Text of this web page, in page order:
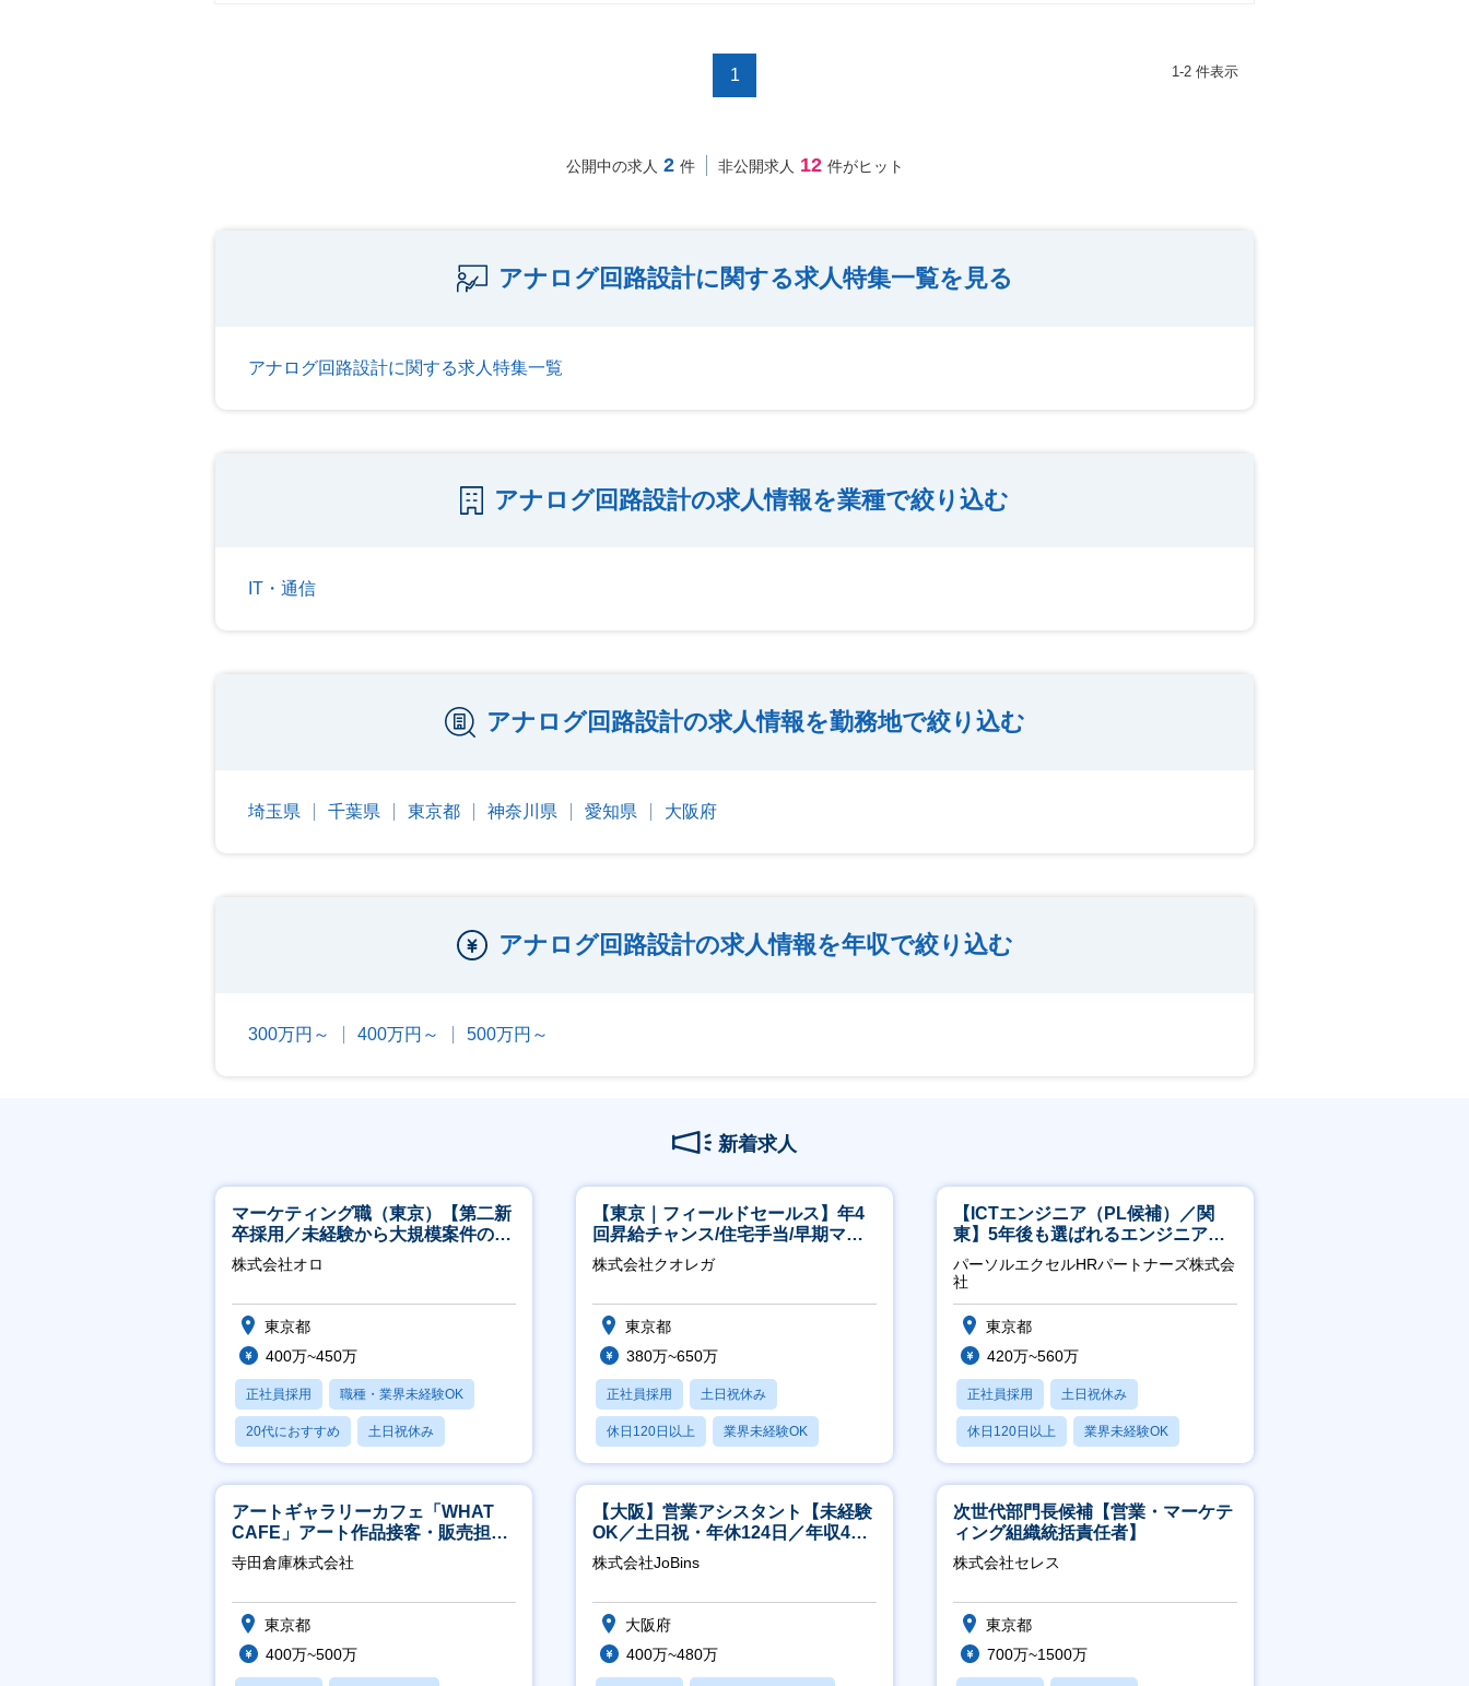
1 1-2 件表示
公開中の求人 2 件 非公開求人 12 件がヒット
アナログ回路設計に関する求人特集一覧を見る
アナログ回路設計に関する求人特集一覧
アナログ回路設計の求人情報を業種で絞り込む
IT・通信
アナログ回路設計の求人情報を勤務地で絞り込む
埼玉県 千葉県 東京都 神奈川県 愛知県 大阪府
アナログ回路設計の求人情報を年収で絞り込む
300万円～ 400万円～ 500万円～
新着求人
マーケティング職（東京）【第二新
卒採用／未経験から大規模案件のマ
ーケティングが経験できる／研修充
実】
株式会社オロ
東京都
400万~450万
正社員採用 職種・業界未経験OK
20代におすすめ 土日祝休み
休日120日以上
【東京｜フィールドセールス】年4
回昇給チャンス/住宅手当/早期マネ
ジメント機会あり！
株式会社クオレガ
東京都
380万~650万
正社員採用 土日祝休み
休日120日以上 業界未経験OK
産休・育休あり
【ICTエンジニア（PL候補）／関
東】5年後も選ばれるエンジニアへ
／チーム運営・体制構築
パーソルエクセルHRパートナーズ株式会
社
東京都
420万~560万
正社員採用 土日祝休み
休日120日以上 業界未経験OK
月残業20時間以内
アートギャラリーカフェ「WHAT
CAFE」アート作品接客・販売担当
※アート領域未経験可
寺田倉庫株式会社
東京都
400万~500万
【大阪】営業アシスタント【未経験
OK／土日祝・年休124日／年収400
万～／転勤なし】
株式会社JoBins
大阪府
400万~480万
次世代部門長候補【営業・マーケテ
ィング組織統括責任者】
株式会社セレス
東京都
700万~1500万